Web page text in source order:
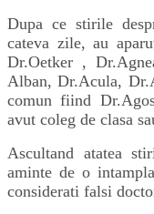
Dupa ce stirile
cateva zile, au
Dr.Oetker ,
Alban, Dr.Acula,
comun fiind
avut coleg de clasa
Ascultand atatea
aminte de o
considerati falsi